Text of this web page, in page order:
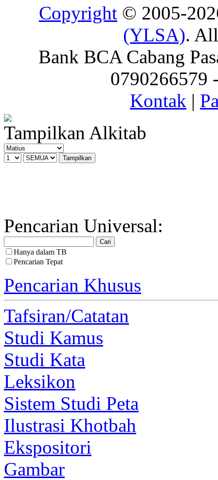
Copyright © 2005-
(YLSA).
Bank BCA Cabang
0790266579
Kontak |
Tampilkan Alkitab
Pencarian Universal:
Hanya dalam TB
Pencarian Tepat
Pencarian Khusus
Tafsiran/Catatan
Studi Kamus
Studi Kata
Leksikon
Sistem Studi Peta
Ilustrasi Khotbah
Ekspositori
Gambar